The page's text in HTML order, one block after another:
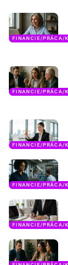
FINANCIE/PRÁCA/
FINANCIE/PRÁCA/
FINANCIE/PRÁCA/
FINANCIE/PRÁCA/
FINANCIE/PRÁCA/